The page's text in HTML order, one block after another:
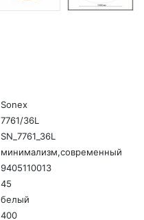
Sonex
7761/36L
SN_7761_36L
минимализм,современный
9405110013
45
белый
400